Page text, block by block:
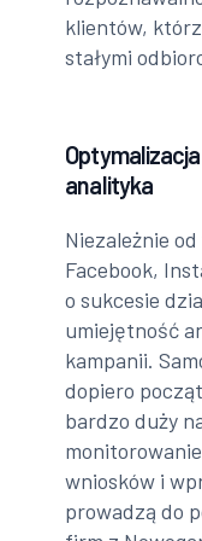
klientów,
stałymi
analityka
Niezależnie
Facebook,
o sukcesie
umiejętność
kampanii.
dopiero
bardzo duży
wniosków i
prowadzą do